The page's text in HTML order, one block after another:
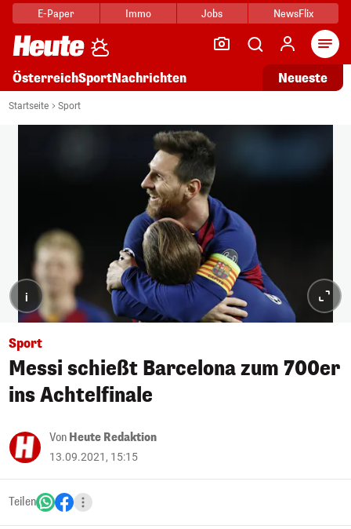
E-Paper Immo Jobs NewsFlix
ÖsterreichSportNachrichten Neueste
Startseite Sport
i
Sport
Messi schießt Barcelona zum 700er
ins Achtelfinale
Von Heute Redaktion
13.09.2021, 15:15
Teilen